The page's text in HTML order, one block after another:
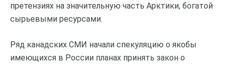
претензиях на значительную часть Арктики, богатой
сырьевыми ресурсами.
Ряд канадских СМИ начали спекуляцию о якобы
имеющихся в России планах принять закон о